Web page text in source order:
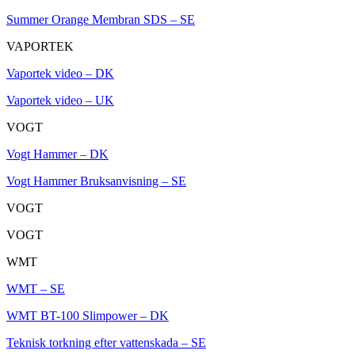
Summer Orange Membran SDS – SE
VAPORTEK
Vaportek video – DK
Vaportek video – UK
VOGT
Vogt Hammer – DK
Vogt Hammer Bruksanvisning – SE
VOGT
VOGT
WMT
WMT – SE
WMT BT-100 Slimpower – DK
Teknisk torkning efter vattenskada – SE